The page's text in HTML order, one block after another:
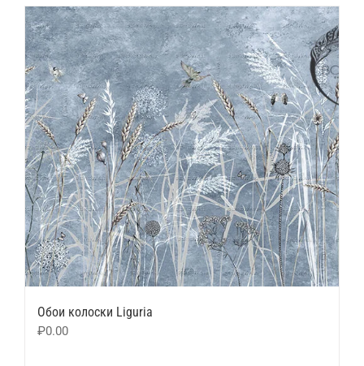
Обои колоски Liguria
₽0.00